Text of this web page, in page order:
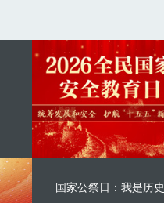
国家公祭日：我是历史